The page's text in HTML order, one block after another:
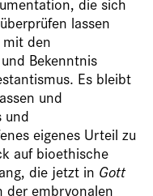
lassen
den
Bekenntnis
Es bleibt
und
und
eigenes Urteil zu
auf bioethische
die jetzt in Gott
der embryonalen